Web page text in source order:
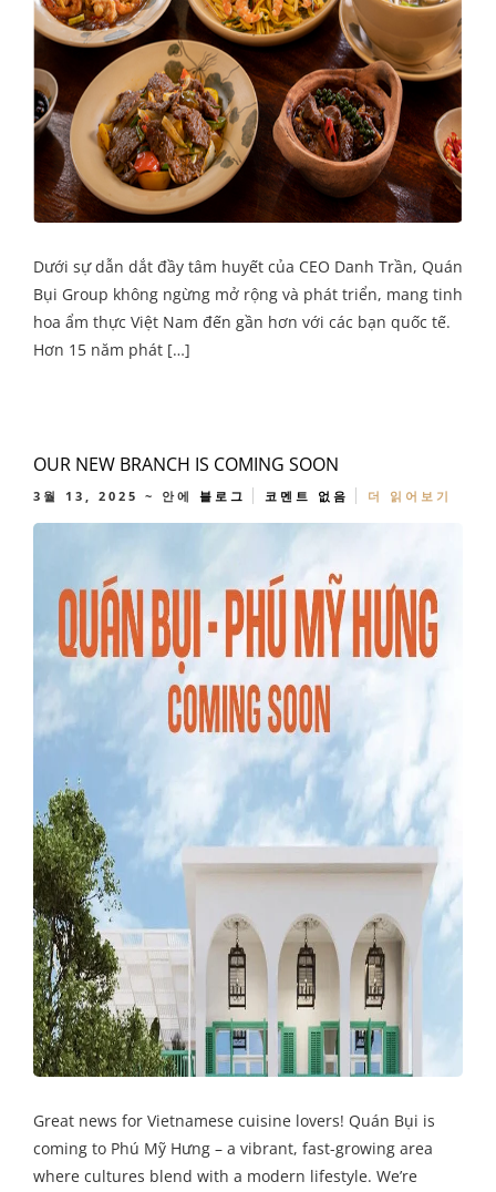
Dưới sự dẫn dắt đầy tâm huyết của CEO Danh Trần, Quán
Bụi Group không ngừng mở rộng và phát triển, mang tinh
hoa ẩm thực Việt Nam đến gần hơn với các bạn quốc tế.
Hơn 15 năm phát […]
OUR NEW BRANCH IS COMING SOON
3월 13, 2025 ~ 안에 블로그 코멘트 없음 더 읽어보기
Great news for Vietnamese cuisine lovers! Quán Bụi is
coming to Phú Mỹ Hưng – a vibrant, fast-growing area
where cultures blend with a modern lifestyle. We’re